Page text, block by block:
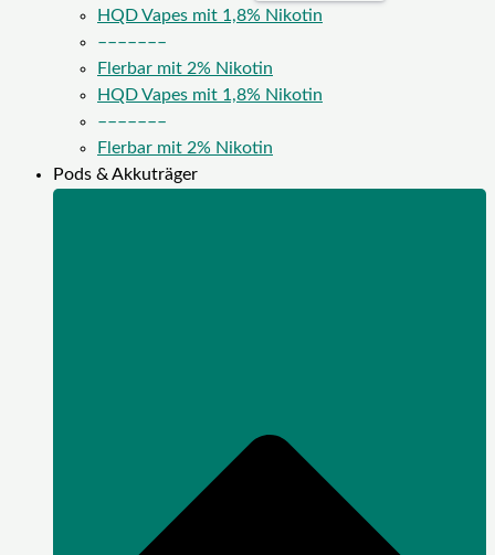
HQD Vapes mit 1,8% Nikotin
–––––––
Flerbar mit 2% Nikotin
HQD Vapes mit 1,8% Nikotin
–––––––
Flerbar mit 2% Nikotin
Pods & Akkuträger